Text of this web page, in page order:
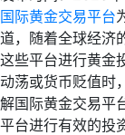
国际黄金交易平台
道，随着全球经济
这些平台进行黄金
动荡或货币贬值时
解国际黄金交易平
平台进行有效的投